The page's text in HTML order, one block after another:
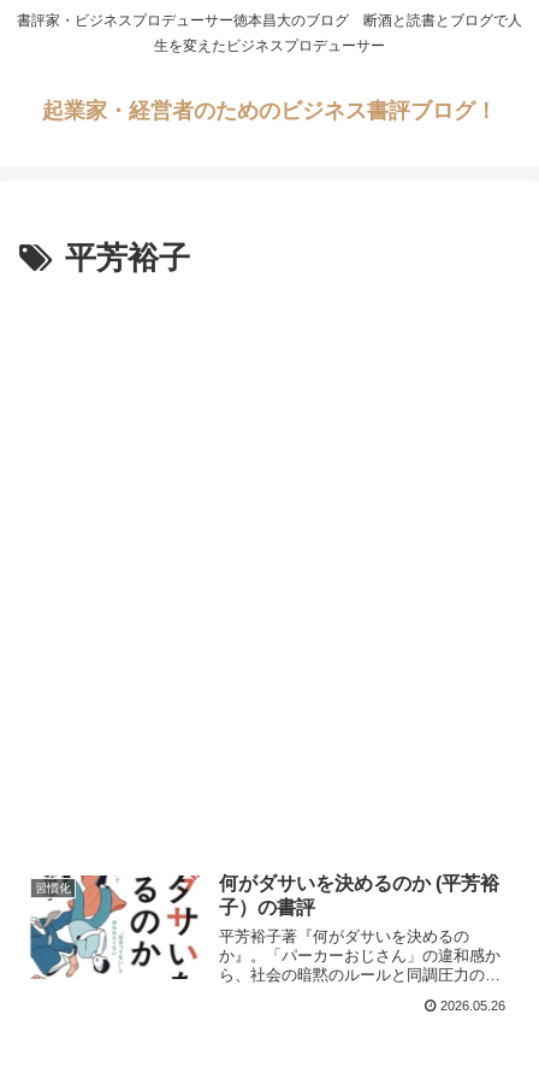
書評家・ビジネスプロデューサー徳本昌大のブログ 断酒と読書とブログで人
生を変えたビジネスプロデューサー
起業家・経営者のためのビジネス書評ブログ！
平芳裕子
習慣化
何がダサいを決めるのか (平芳裕
子）の書評
平芳裕子著『何がダサいを決めるの
か』。「パーカーおじさん」の違和感か
ら、社会の暗黙のルールと同調圧力の正
解し、思い込みを排除してビジネスの意
2026.05.26